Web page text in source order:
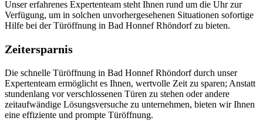
Unser erfahrenes Expertenteam steht Ihnen rund um die Uhr zur
Verfügung, um in solchen unvorhergesehenen Situationen sofortige
Hilfe bei der Türöffnung in Bad Honnef Rhöndorf zu bieten.​
Zeitersparnis
Die schnelle Türöffnung in Bad Honnef Rhöndorf durch unser
Expertenteam ermöglicht es Ihnen, wertvolle Zeit zu sparen; Anstatt
stundenlang vor verschlossenen Türen zu stehen oder andere
zeitaufwändige Lösungsversuche zu unternehmen, bieten wir Ihnen
eine effiziente und prompte Türöffnung.​